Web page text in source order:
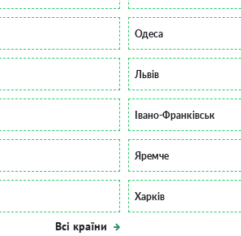
Всі країни
Одеса
Львів
Івано-Франківськ
Яремче
Харків